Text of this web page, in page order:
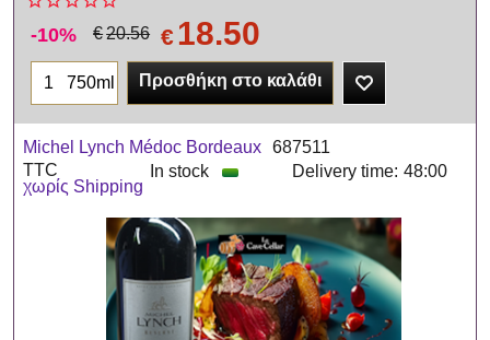
-10% €20.56 € 18.50
750ml Προσθήκη στο καλάθι
Michel Lynch Médoc Bordeaux 687511
TTC
χωρίς Shipping
Delivery time: 48:00
In stock